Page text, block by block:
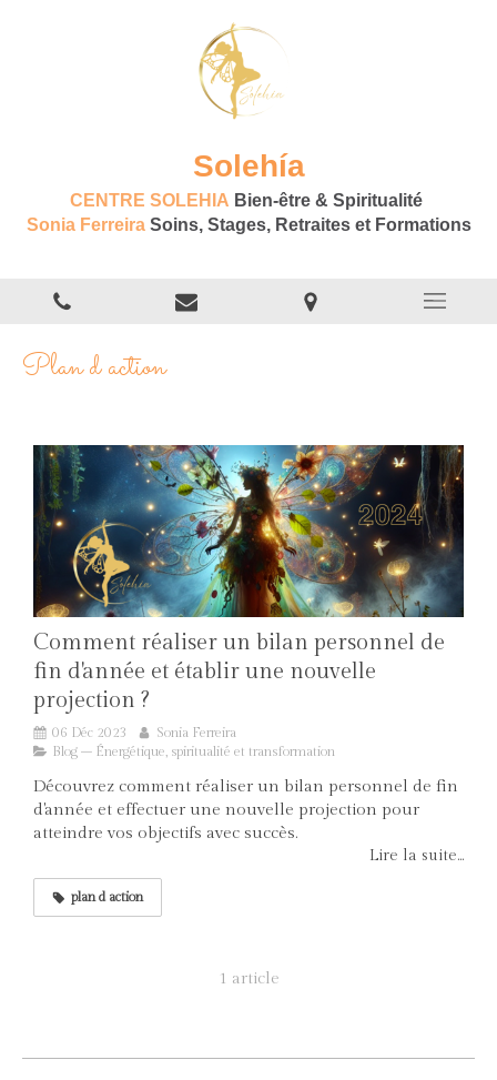
Solehía
CENTRE SOLEHIA Bien-être & Spiritualité
Sonia Ferreira Soins, Stages, Retraites et Formations
Plan d action
Comment réaliser un bilan personnel de
fin d'année et établir une nouvelle
projection ?
06 Déc 2023
Sonia Ferreira
Blog – Énergétique, spiritualité et transformation
Découvrez comment réaliser un bilan personnel de fin
d'année et effectuer une nouvelle projection pour
atteindre vos objectifs avec succès.
Lire la suite...
plan d action
1 article